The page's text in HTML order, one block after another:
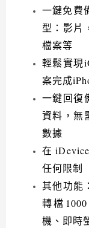
一鍵免費
型：影片
檔案等
輕鬆實現
案完成
一鍵回復
資料，無
數據
在
任何限制
其他功能
轉檔
機、即時